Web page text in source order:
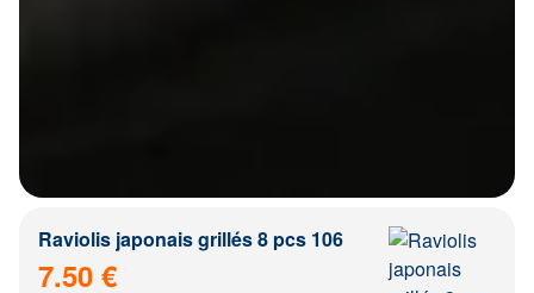
Raviolis japonais grillés 8 pcs 106
7.50 €